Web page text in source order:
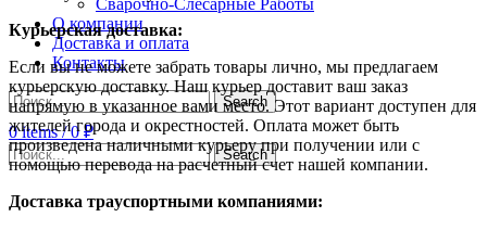
Сварочно-Слесарные Работы
О компании
Доставка и оплата
Контакты
Search
0items / 0₽
Search
Курьерская доставка:
Если вы не можете забрать товары лично, мы предлагаем
курьерскую доставку. Наш курьер доставит ваш заказ
напрямую в указанное вами место. Этот вариант доступен для
жителей города и окрестностей. Оплата может быть
произведена наличными курьеру при получении или с
помощью перевода на расчетный счет нашей компании.
Доставка траyспортными компаниями: